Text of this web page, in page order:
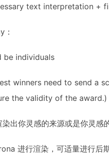
text interpretation +
be individuals
winners need to send a
the validity of the award.)
出你灵感的来源或是你灵感
进行渲染，可适量进行后期